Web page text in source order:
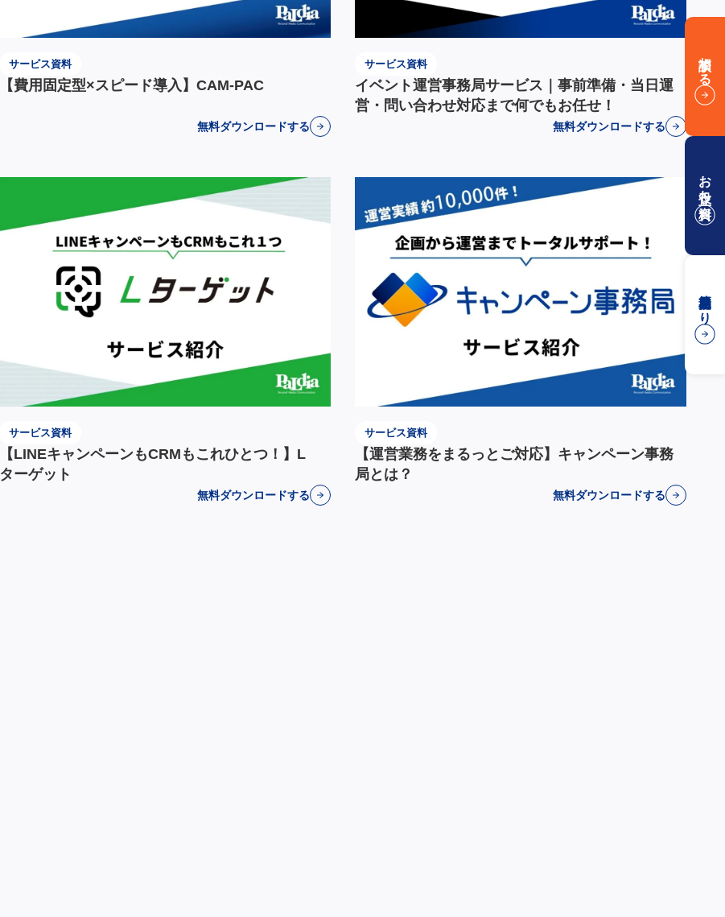
サービス資料
【費用固定型×スピード導入】CAM-PAC
無料ダウンロードする
サービス資料
イベント運営事務局サービス｜事前準備・当日運
営・問い合わせ対応まで何でもお任せ！
無料ダウンロードする
サービス資料
【LINEキャンペーンもCRMもこれひとつ！】L
ターゲット
無料ダウンロードする
サービス資料
【運営業務をまるっとご対応】キャンペーン事務
局とは？
無料ダウンロードする
相談する
お役立ち資料
簡易見積もり